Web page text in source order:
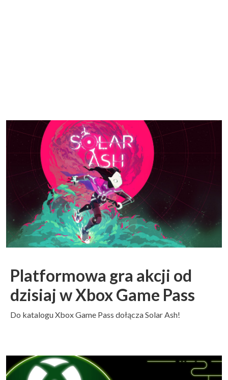
Platformowa gra akcji od
dzisiaj w Xbox Game Pass
Do katalogu Xbox Game Pass dołącza Solar Ash!